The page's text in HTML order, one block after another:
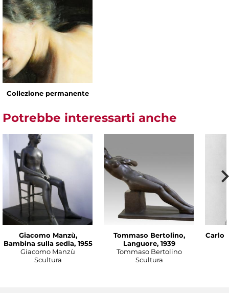
Collezione permanente
Potrebbe interessarti anche
Giacomo Manzù,
Bambina sulla sedia, 1955
Giacomo Manzù
Scultura
Tommaso Bertolino,
Languore, 1939
Tommaso Bertolino
Scultura
Carlo